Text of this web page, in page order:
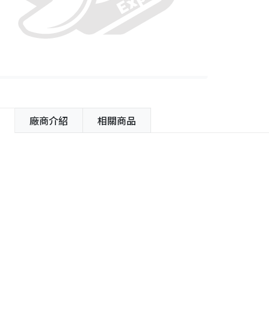
廠商介紹 相關商品